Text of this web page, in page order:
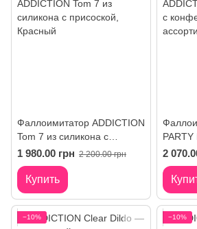
Фаллоимитатор ADDICTION
Tom 7 из силикона с
присоской
1 980.00 грн 2 200.00 грн
Купить
PARTY
и
2
−10% −10%